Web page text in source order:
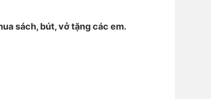
sách, bút, vở tặng các em.